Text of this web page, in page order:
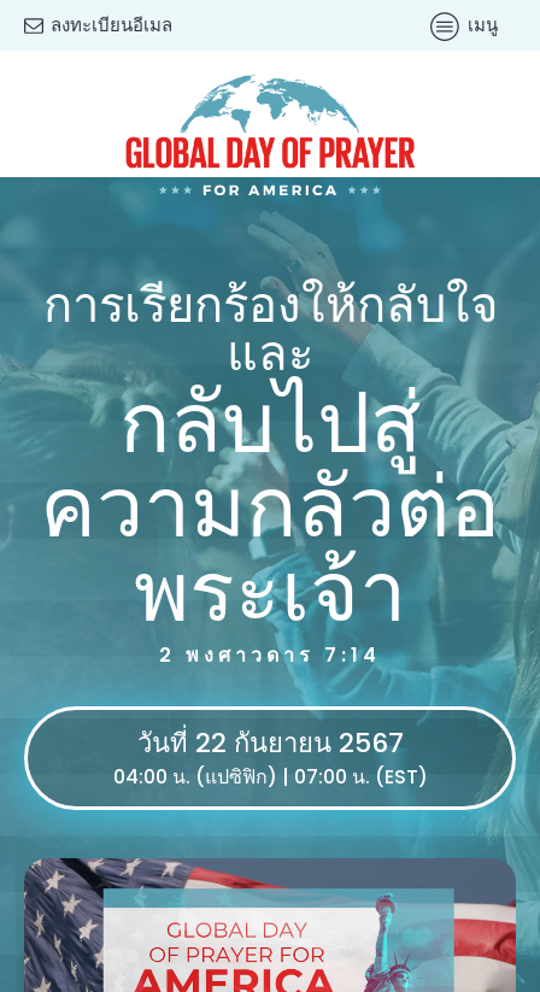
ลงทะเบียนอีเมล เมนู
การเรียกร้องให้กลับใจ
และ
กลับไปสู่
ความกลัวต่อ
พระเจ้า
2 พงศาวดาร 7:14
วันที่ 22 กันยายน 2567
04:00 น. (แปซิฟิก) | 07:00 น. (EST)